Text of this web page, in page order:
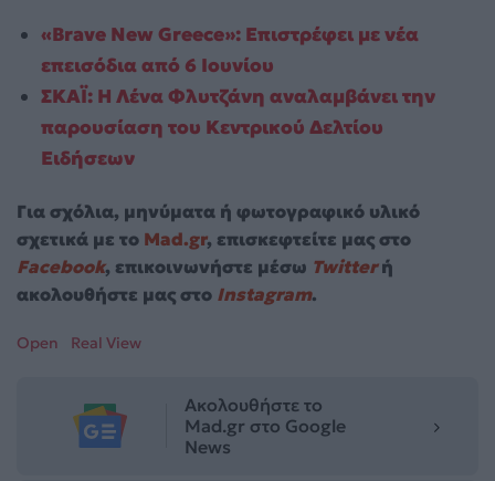
«Brave New Greece»: Επιστρέφει με νέα
επεισόδια από 6 Ιουνίου
ΣΚΑΪ: Η Λένα Φλυτζάνη αναλαμβάνει την
παρουσίαση του Κεντρικού Δελτίου
Ειδήσεων
Για σχόλια, μηνύματα ή φωτογραφικό υλικό
σχετικά με το Mad.gr, επισκεφτείτε μας στο
Facebook, επικοινωνήστε μέσω Twitterή
ακολουθήστε μας στο Instagram.
Open Real View
Ακολουθήστε το
Mad.gr στο Google
News